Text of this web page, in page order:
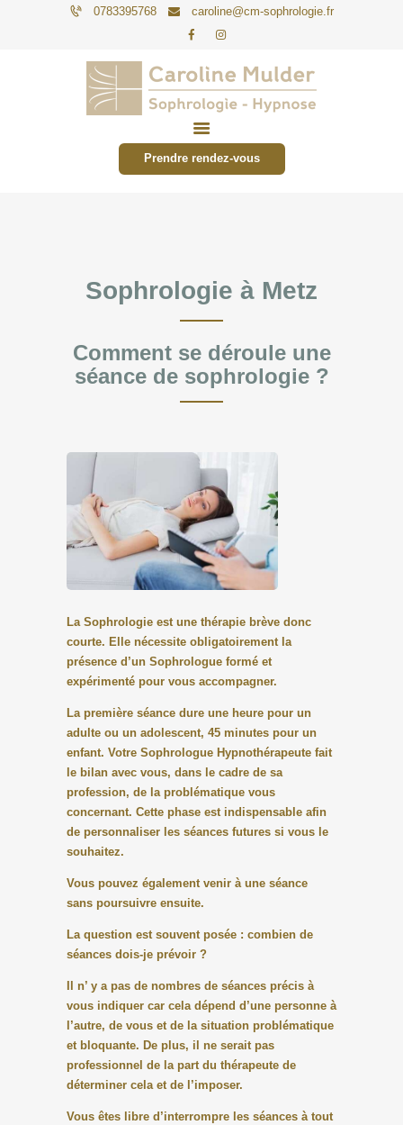
0783395768 caroline@cm-sophrologie.fr
Prendre rendez-vous
PARTICULIERS
ENTREPRISES
Sophrologie à Metz
Comment se déroule une
séance de sophrologie ?
La Sophrologie est une thérapie brève donc
courte. Elle nécessite obligatoirement la
présence d’un Sophrologue formé et
expérimenté pour vous accompagner.
La première séance dure une heure pour un
adulte ou un adolescent, 45 minutes pour un
enfant. Votre Sophrologue Hypnothérapeute fait
le bilan avec vous, dans le cadre de sa
profession, de la problématique vous
concernant. Cette phase est indispensable afin
de personnaliser les séances futures si vous le
souhaitez.
Vous pouvez également venir à une séance
sans poursuivre ensuite.
La question est souvent posée : combien de
séances dois-je prévoir ?
Il n’ y a pas de nombres de séances précis à
vous indiquer car cela dépend d’une personne à
l’autre, de vous et de la situation problématique
et bloquante. De plus, il ne serait pas
professionnel de la part du thérapeute de
déterminer cela et de l’imposer.
Vous êtes libre d’interrompre les séances à tout